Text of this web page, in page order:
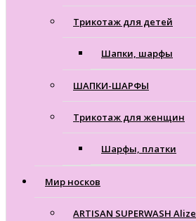
Трикотаж для детей
Шапки, шарфы
ШАПКИ-ШАРФЫ
Трикотаж для женщин
Шарфы, платки
Мир носков
ARTISAN SUPERWASH Alize